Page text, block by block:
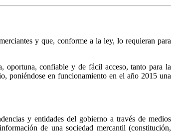
y que, conforme a la ley, lo requieran para
oportuna, confiable y de fácil acceso, tanto para la
poniéndose en funcionamiento en el año 2015 una
y entidades del gobierno a través de medios
de una sociedad mercantil (constitución,